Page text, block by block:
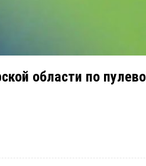
области по